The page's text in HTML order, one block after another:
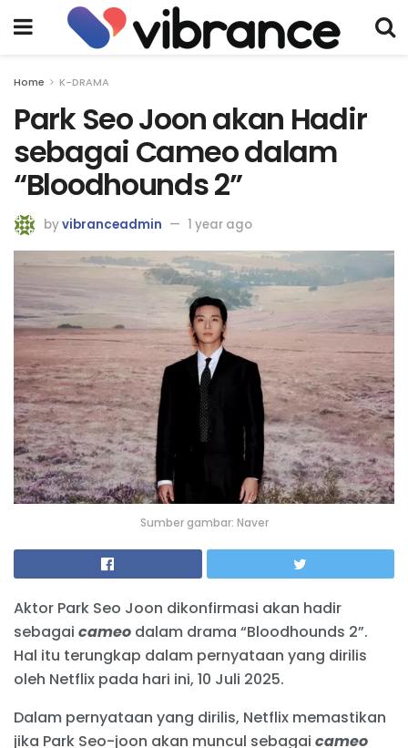
Home K-DRAMA
Park Seo Joon akan Hadir
sebagai Cameo dalam
“Bloodhounds 2”
byvibranceadmin 1 year ago
Sumber gambar: Naver
Aktor Park Seo Joon dikonfirmasi akan hadir
sebagai cameo dalam drama “Bloodhounds 2”.
Hal itu terungkap dalam pernyataan yang dirilis
oleh Netflix pada hari ini, 10 Juli 2025.
Dalam pernyataan yang dirilis, Netflix memastikan
jika Park Seo-joon akan muncul sebagai cameo